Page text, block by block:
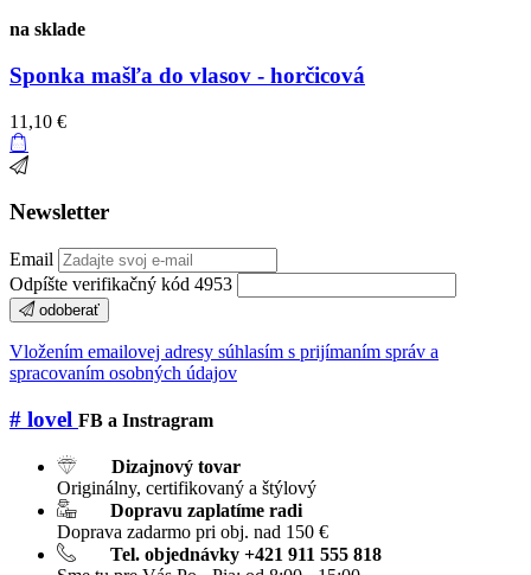
na sklade
Sponka mašľa do vlasov - horčicová
11,10 €
Newsletter
Email
Odpíšte verifikačný kód 4953
odoberať
Vložením emailovej adresy súhlasím s prijímaním správ a
spracovaním osobných údajov
# lovel FB a Instragram
Dizajnový tovar
Originálny, certifikovaný a štýlový
Dopravu zaplatíme radi
Doprava zadarmo pri obj. nad 150 €
Tel. objednávky +421 911 555 818